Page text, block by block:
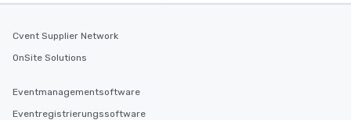
Cvent Supplier Network
OnSite Solutions
Eventmanagementsoftware
Eventregistrierungssoftware